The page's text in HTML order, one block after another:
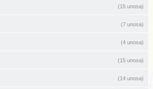
(15 unosa)
(7 unosa)
(4 unosa)
(15 unosa)
(14 unosa)